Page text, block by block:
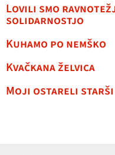
Lovili smo
solidarnostjo
Kuhamo po nemško
Kvačkana želvica
Moji ostareli starši